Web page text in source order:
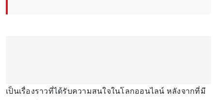
เป็นเรื่องราวที่ได้รับความสนใจในโลกออนไลน์ หลังจากที่มี